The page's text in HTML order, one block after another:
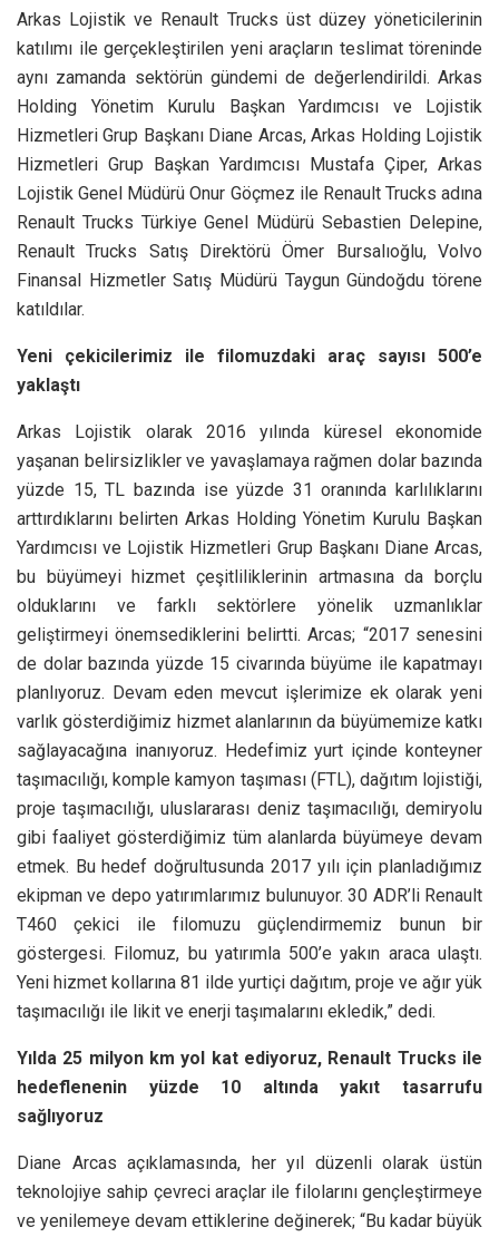
Arkas Lojistik ve Renault Trucks üst düzey yöneticilerinin
katılımı ile gerçekleştirilen yeni araçların teslimat töreninde
aynı zamanda sektörün gündemi de değerlendirildi. Arkas
Holding Yönetim Kurulu Başkan Yardımcısı ve Lojistik
Hizmetleri Grup Başkanı Diane Arcas, Arkas Holding Lojistik
Hizmetleri Grup Başkan Yardımcısı Mustafa Çiper, Arkas
Lojistik Genel Müdürü Onur Göçmez ile Renault Trucks adına
Renault Trucks Türkiye Genel Müdürü Sebastien Delepine,
Renault Trucks Satış Direktörü Ömer Bursalıoğlu, Volvo
Finansal Hizmetler Satış Müdürü Taygun Gündoğdu törene
katıldılar.
Yeni çekicilerimiz ile filomuzdaki araç sayısı 500’e
yaklaştı
Arkas Lojistik olarak 2016 yılında küresel ekonomide
yaşanan belirsizlikler ve yavaşlamaya rağmen dolar bazında
yüzde 15, TL bazında ise yüzde 31 oranında karlılıklarını
arttırdıklarını belirten Arkas Holding Yönetim Kurulu Başkan
Yardımcısı ve Lojistik Hizmetleri Grup Başkanı Diane Arcas,
bu büyümeyi hizmet çeşitliliklerinin artmasına da borçlu
olduklarını ve farklı sektörlere yönelik uzmanlıklar
geliştirmeyi önemsediklerini belirtti. Arcas; “2017 senesini
de dolar bazında yüzde 15 civarında büyüme ile kapatmayı
planlıyoruz. Devam eden mevcut işlerimize ek olarak yeni
varlık gösterdiğimiz hizmet alanlarının da büyümemize katkı
sağlayacağına inanıyoruz. Hedefimiz yurt içinde konteyner
taşımacılığı, komple kamyon taşıması (FTL), dağıtım lojistiği,
proje taşımacılığı, uluslararası deniz taşımacılığı, demiryolu
gibi faaliyet gösterdiğimiz tüm alanlarda büyümeye devam
etmek. Bu hedef doğrultusunda 2017 yılı için planladığımız
ekipman ve depo yatırımlarımız bulunuyor. 30 ADR’li Renault
T460 çekici ile filomuzu güçlendirmemiz bunun bir
göstergesi. Filomuz, bu yatırımla 500’e yakın araca ulaştı.
Yeni hizmet kollarına 81 ilde yurtiçi dağıtım, proje ve ağır yük
taşımacılığı ile likit ve enerji taşımalarını ekledik,” dedi.
Yılda 25 milyon km yol kat ediyoruz, Renault Trucks ile
hedeflenenin yüzde 10 altında yakıt tasarrufu
sağlıyoruz
Diane Arcas açıklamasında, her yıl düzenli olarak üstün
teknolojiye sahip çevreci araçlar ile filolarını gençleştirmeye
ve yenilemeye devam ettiklerine değinerek; “Bu kadar büyük